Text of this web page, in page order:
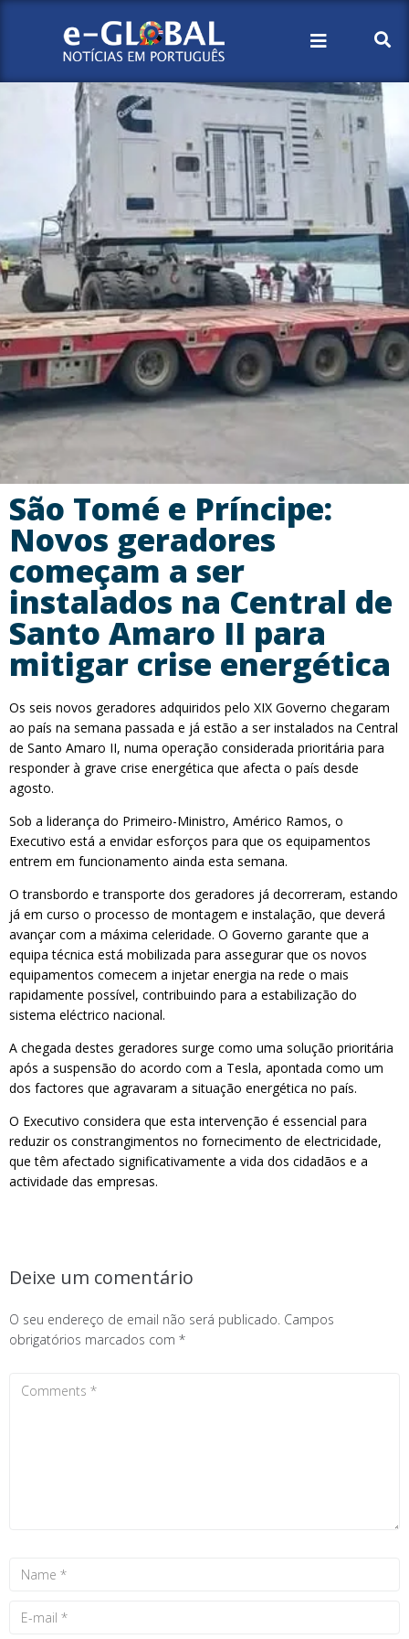
São Tomé e Príncipe:
Novos geradores
começam a ser
instalados na Central de
Santo Amaro II para
mitigar crise energética
Os seis novos geradores adquiridos pelo XIX Governo chegaram
ao país na semana passada e já estão a ser instalados na Central
de Santo Amaro II, numa operação considerada prioritária para
responder à grave crise energética que afecta o país desde
agosto.
Sob a liderança do Primeiro-Ministro, Américo Ramos, o
Executivo está a envidar esforços para que os equipamentos
entrem em funcionamento ainda esta semana.
O transbordo e transporte dos geradores já decorreram, estando
já em curso o processo de montagem e instalação, que deverá
avançar com a máxima celeridade. O Governo garante que a
equipa técnica está mobilizada para assegurar que os novos
equipamentos comecem a injetar energia na rede o mais
rapidamente possível, contribuindo para a estabilização do
sistema eléctrico nacional.
A chegada destes geradores surge como uma solução prioritária
após a suspensão do acordo com a Tesla, apontada como um
dos factores que agravaram a situação energética no país.
O Executivo considera que esta intervenção é essencial para
reduzir os constrangimentos no fornecimento de electricidade,
que têm afectado significativamente a vida dos cidadãos e a
actividade das empresas.
Deixe um comentário
O seu endereço de email não será publicado. Campos
obrigatórios marcados com *